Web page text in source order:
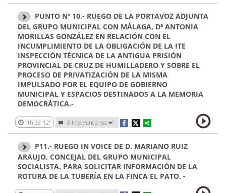
PUNTO Nº 10.- RUEGO DE LA PORTAVOZ ADJUNTA
DEL GRUPO MUNICIPAL CON MÁLAGA, Dª ANTONIA
MORILLAS GONZÁLEZ EN RELACIÓN CON EL
INCUMPLIMIENTO DE LA OBLIGACIÓN DE LA ITE
INSPECCIÓN TÉCNICA DE LA ANTIGUA PRISIÓN
PROVINCIAL DE CRUZ DE HUMILLADERO Y SOBRE EL
PROCESO DE PRIVATIZACIÓN DE LA MISMA
IMPULSADO POR EL EQUIPO DE GOBIERNO
MUNICIPAL Y ESPACIOS DESTINADOS A LA MEMORIA
DEMOCRÁTICA.-
1h 25' 12'' 0 Intervenciones
P11.- RUEGO IN VOICE DE D. MARIANO RUIZ
ARAUJO, CONCEJAL DEL GRUPO MUNICIPAL
SOCIALISTA, PARA SOLICITAR INFORMACIÓN DE LA
ROTURA DE LA TUBERÍA EN LA FINCA EL PATO. -